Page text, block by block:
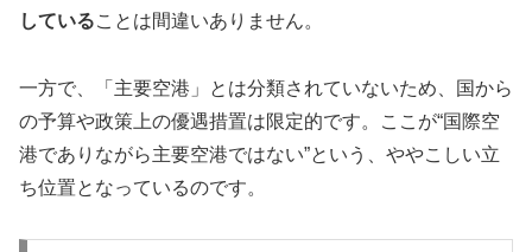
していることは間違いありません。
一方で、「主要空港」とは分類されていないため、国から
の予算や政策上の優遇措置は限定的です。ここが“国際空
港でありながら主要空港ではない”という、ややこしい立
ち位置となっているのです。